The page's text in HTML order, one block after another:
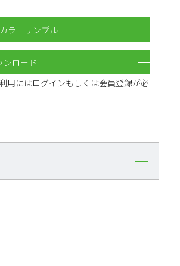
ラーサンプル
ンロ－ド
用にはログインもしくは会員登録が必